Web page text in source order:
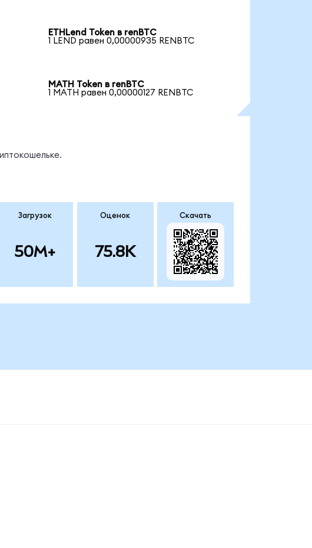
ETHLend Token в renBTC
1 LEND равен 0,00000935 RENBTC
MATH Token в renBTC
1 MATH равен 0,00000127 RENBTC
Загрузок
50M+
Оценок
75.8K
Скачать